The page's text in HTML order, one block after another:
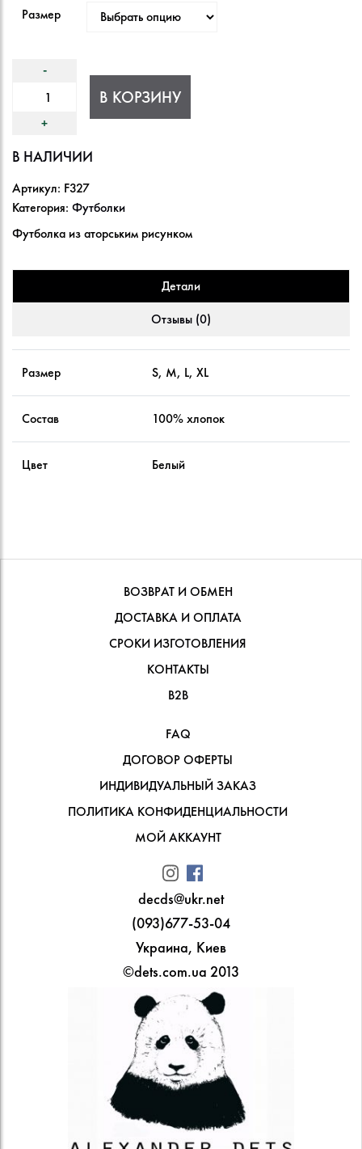
Размер
В КОРЗИНУ
В НАЛИЧИИ
Артикул: F327
Категория: Футболки
Футболка из аторським рисунком
Детали
Отзывы (0)
Размер S, M, L, XL
Состав 100% хлопок
Цвет Белый
ВОЗВРАТ И ОБМЕН
ДОСТАВКА И ОПЛАТА
СРОКИ ИЗГОТОВЛЕНИЯ
КОНТАКТЫ
В2В
FAQ
ДОГОВОР ОФЕРТЫ
ИНДИВИДУАЛЬНЫЙ ЗАКАЗ
ПОЛИТИКА КОНФИДЕНЦИАЛЬНОСТИ
МОЙ АККАУНТ
decds@ukr.net
(093)677-53-04
Украина, Киев
©dets.com.ua 2013